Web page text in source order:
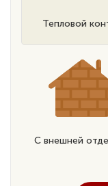
Тепловой
С внешней